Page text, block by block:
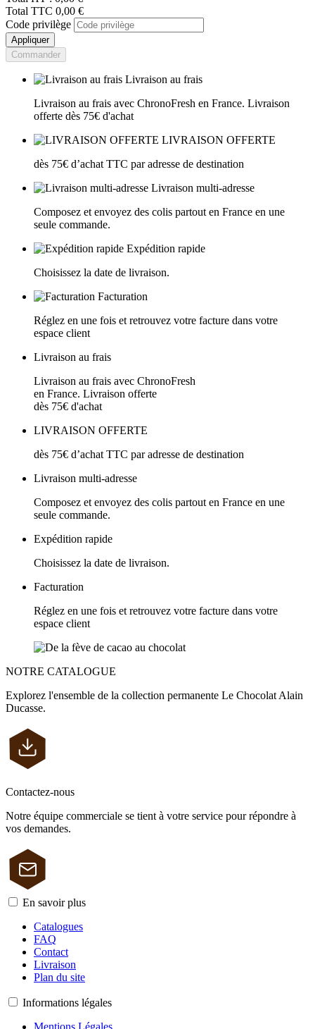
Total TTC 0,00 €
Code privilège
Appliquer
Commander
Livraison au frais
Livraison au frais avec ChronoFresh en France. Livraison
offerte dès 75€ d'achat
LIVRAISON OFFERTE
dès 75€ d’achat TTC par adresse de destination
Livraison multi-adresse
Composez et envoyez des colis partout en France en une
seule commande.
Expédition rapide
Choisissez la date de livraison.
Facturation
Réglez en une fois et retrouvez votre facture dans votre
espace client
Livraison au frais
Livraison au frais avec ChronoFresh
en France. Livraison offerte
dès 75€ d'achat
LIVRAISON OFFERTE
dès 75€ d’achat TTC par adresse de destination
Livraison multi-adresse
Composez et envoyez des colis partout en France en une
seule commande.
Expédition rapide
Choisissez la date de livraison.
Facturation
Réglez en une fois et retrouvez votre facture dans votre
espace client
NOTRE CATALOGUE
Explorez l'ensemble de la collection permanente Le Chocolat Alain
Ducasse.
Contactez-nous
Notre équipe commerciale se tient à votre service pour répondre à
vos demandes.
En savoir plus
Catalogues
FAQ
Contact
Livraison
Plan du site
Informations légales